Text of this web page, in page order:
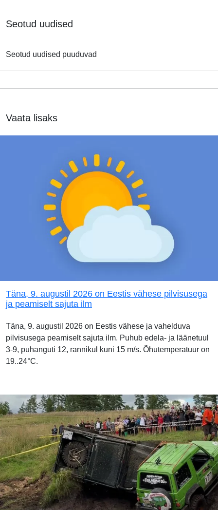
Seotud uudised
Seotud uudised puuduvad
Vaata lisaks
Täna, 9. augustil 2026 on Eestis vähese pilvisusega
ja peamiselt sajuta ilm
Täna, 9. augustil 2026 on Eestis vähese ja vahelduva
pilvisusega peamiselt sajuta ilm. Puhub edela- ja läänetuul
3-9, puhanguti 12, rannikul kuni 15 m/s. Õhutemperatuur on
19..24°C.